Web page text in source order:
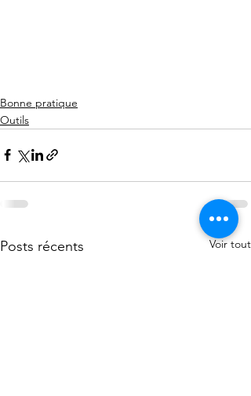
Bonne pratique
Outils
Posts récents Voir tout